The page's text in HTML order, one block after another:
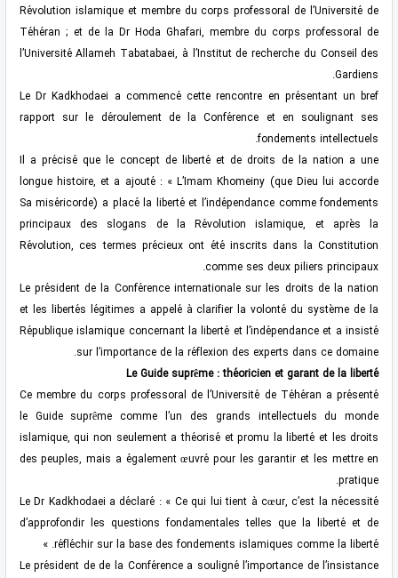
Révolution islamique et membre du corps professoral de l’Université de
Téhéran ; et de la Dr Hoda Ghafari, membre du corps professoral de
l’Université Allameh Tabatabaei, à l’Institut de recherche du Conseil des
Gardiens.
Le Dr Kadkhodaei a commencé cette rencontre en présentant un bref
rapport sur le déroulement de la Conférence et en soulignant ses
fondements intellectuels.
Il a précisé que le concept de liberté et de droits de la nation a une
longue histoire, et a ajouté : « L’Imam Khomeiny (que Dieu lui accorde
Sa miséricorde) a placé la liberté et l’indépendance comme fondements
principaux des slogans de la Révolution islamique, et après la
Révolution, ces termes précieux ont été inscrits dans la Constitution
comme ses deux piliers principaux.
Le président de la Conférence internationale sur les droits de la nation
et les libertés légitimes a appelé à clarifier la volonté du système de la
République islamique concernant la liberté et l’indépendance et a insisté
sur l’importance de la réflexion des experts dans ce domaine.
Le Guide suprême : théoricien et garant de la liberté
Ce membre du corps professoral de l’Université de Téhéran a présenté
le Guide suprême comme l’un des grands intellectuels du monde
islamique, qui non seulement a théorisé et promu la liberté et les droits
des peuples, mais a également œuvré pour les garantir et les mettre en
pratique.
Le Dr Kadkhodaei a déclaré : « Ce qui lui tient à cœur, c’est la nécessité
d’approfondir les questions fondamentales telles que la liberté et de
réfléchir sur la base des fondements islamiques comme la liberté. »
Le président de de la Conférence a souligné l’importance de l’insistance